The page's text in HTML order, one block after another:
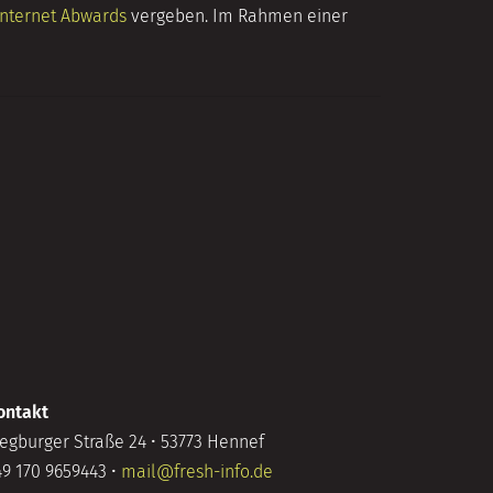
Abwards vergeben. Im Rahmen einer
Straße 24 • 53773 Hennef
170 9659443 • mail@fresh-info.de